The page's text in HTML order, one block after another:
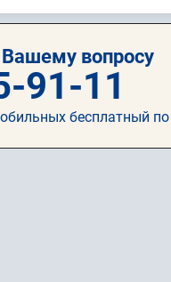
Вашему вопросу
91-11
бесплатный